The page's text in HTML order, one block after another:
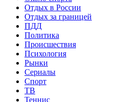
Отдых в России
Отдых за границей
ПДД
Политика
Происшествия
Психология
Рынки
Сериалы
Спорт
ТВ
Теннис